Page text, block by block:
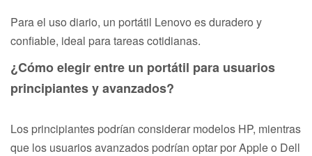
Para el uso diario, un portátil Lenovo es duradero y
confiable, ideal para tareas cotidianas.
¿Cómo elegir entre un portátil para usuarios
principiantes y avanzados?
Los principiantes podrían considerar modelos HP, mientras
que los usuarios avanzados podrían optar por Apple o Dell